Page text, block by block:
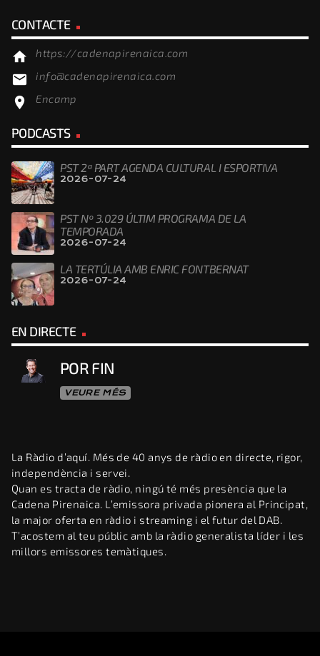
CONTACTE
home https://cadenapirenaica.com
email info@cadenapirenaica.com
location_on Encamp
PODCASTS
PST 2ª PART AGENDA CULTURAL I ESPORTIVA
2026-07-24
PST Nº 3.029 ÚLTIM PROGRAMA DE LA
TEMPORADA
2026-07-24
LA TERTÚLIA AMB ENRIC FONTBERNAT
2026-07-24
EN DIRECTE
POR FIN
VEURE MÉS
La Ràdio d’aquí. Més de 40 anys de ràdio en directe, rigor,
independència i servei.
Quan es tracta de ràdio, ningú té més presència que la
Cadena Pirenaica. L’emissora privada pionera al Principat,
la major oferta en ràdio i streaming i el futur del DAB.
T’acostem al teu públic amb la ràdio generalista líder i les
millors emissores temàtiques.